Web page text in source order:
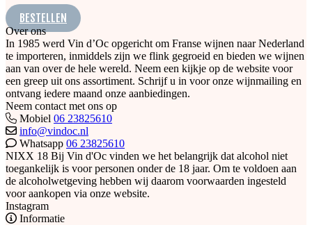
BESTELLEN
Over ons
In 1985 werd Vin d’Oc opgericht om Franse wijnen naar Nederland
te importeren, inmiddels zijn we flink gegroeid en bieden we wijnen
aan van over de hele wereld. Neem een kijkje op de website voor
een greep uit ons assortiment. Schrijf u in voor onze wijnmailing en
ontvang iedere maand onze aanbiedingen.
Neem contact met ons op
Mobiel 06 23825610
info@vindoc.nl
Whatsapp 06 23825610
NIXX 18 Bij Vin d'Oc vinden we het belangrijk dat alcohol niet
toegankelijk is voor personen onder de 18 jaar. Om te voldoen aan
de alcoholwetgeving hebben wij daarom voorwaarden ingesteld
voor aankopen via onze website.
Instagram
Informatie